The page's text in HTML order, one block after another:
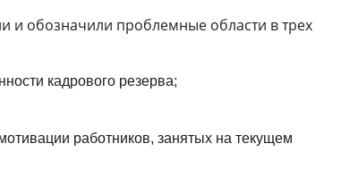
Cмотреть все
и обозначили проблемные области в трех
кадрового резерва;
работников, занятых на текущем